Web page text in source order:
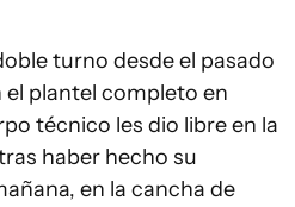
turno desde el pasado
el plantel completo en
técnico les dio libre en la
haber hecho su
en la cancha de